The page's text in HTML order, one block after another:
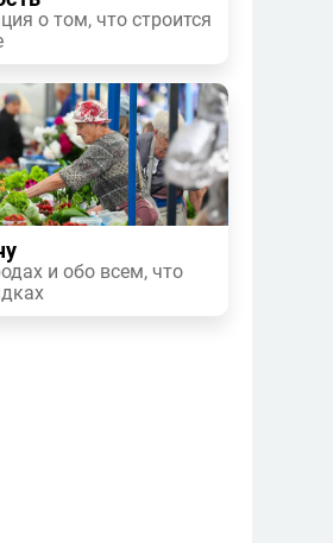
о том, что строится
и обо всем, что